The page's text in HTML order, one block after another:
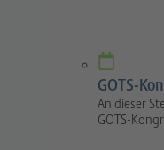
GOTS-
An dieser
GOTS-